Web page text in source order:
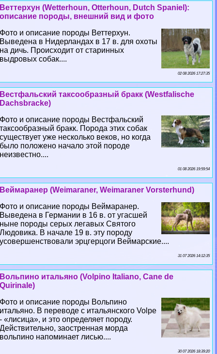
Веттерхун (Wetterhoun, Otterhoun, Dutch Spaniel):
описание породы, внешний вид и фото
Фото и описание породы Веттерхун.
Выведена в Нидерландах в 17 в. для охоты
на дичь. Происходит от старинных
выдровых собак....
02 08 2026 17:27:35
Вестфальский таксообразный бpaкк (Westfalische
Dachsbracke)
Фото и описание породы Вестфальский
таксообразный бpaкк. Порода этих собак
существует уже несколько веков, но когда
было положено начало этой породе
неизвестно....
01 08 2026 19:59:54
Веймаранер (Weimaraner, Weimaraner Vorsterhund)
Фото и описание породы Веймаранер.
Выведена в Германии в 16 в. от угасшей
ныне породы серых легавых Святого
Людовика. В начале 19 в. эту породу
усовершенствовали эрцгерцоги Веймарские....
31 07 2026 14:12:35
Вольпино итальяно (Volpino Italiano, Cane de
Quirinale)
Фото и описание породы Вольпино
итальяно. В переводе с итальянского Volpe
- «лисица», и это определяет породу.
Действительно, заостренная морда
вольпино напоминает лисью....
30 07 2026 18:39:20